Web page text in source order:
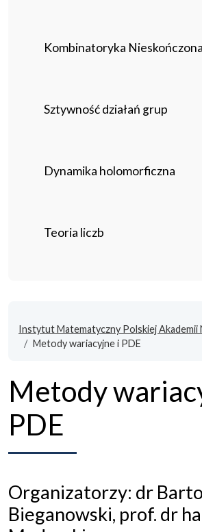
Kombinatoryka Nieskończona
Sztywność działań grup
Dynamika holomorficzna
Teoria liczb
Instytut Matematyczny Polskiej Akademii
Metody wariacyjne i PDE
Metody
PDE
Organizatorzy: dr
Bieganowski, prof. dr